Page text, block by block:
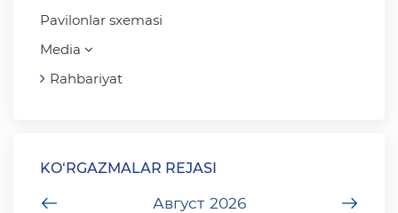
Pavilonlar sxemasi
Media
Rahbariyat
KO‘RGAZMALAR REJASI
Август 2026